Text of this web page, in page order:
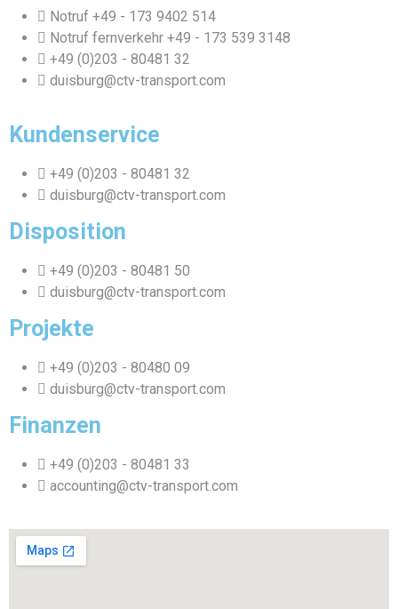
Notruf +49 - 173 9402 514
Notruf fernverkehr +49 - 173 539 3148
+49 (0)203 - 80481 32
duisburg@ctv-transport.com
Kundenservice
+49 (0)203 - 80481 32
duisburg@ctv-transport.com
Disposition
+49 (0)203 - 80481 50
duisburg@ctv-transport.com
Projekte
+49 (0)203 - 80480 09
duisburg@ctv-transport.com
Finanzen
+49 (0)203 - 80481 33
accounting@ctv-transport.com